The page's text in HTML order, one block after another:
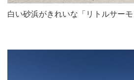
白い砂浜がきれいな「リトルサーモ